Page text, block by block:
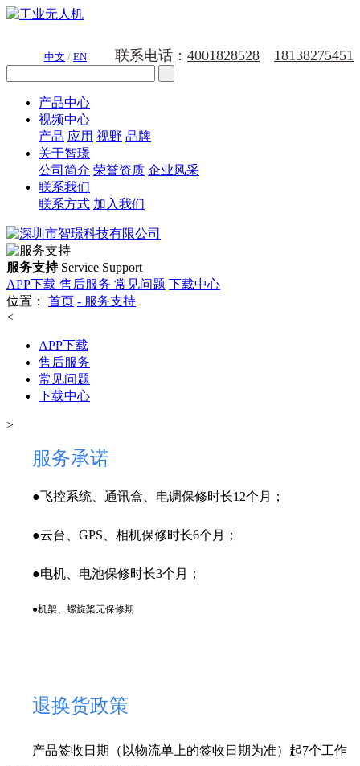
中文 / EN 联系电话： 4001828528 18138275451
产品中心
视频中心
产品 应用 视野 品牌
关于智璟
公司简介 荣誉资质 企业风采
联系我们
联系方式 加入我们
服务支持 Service Support
APP下载 售后服务 常见问题 下载中心
位置：
首页 - 服务支持
<
APP下载
售后服务
常见问题
下载中心
>
服务承诺
●飞控系统、通讯盒、电调保修时长12个月；
●云台、GPS、相机保修时长6个月；
●电机、电池保修时长3个月；
●机架、螺旋桨无保修期
退换货政策
产品签收日期（以物流单上的签收日期为准）起7个工作